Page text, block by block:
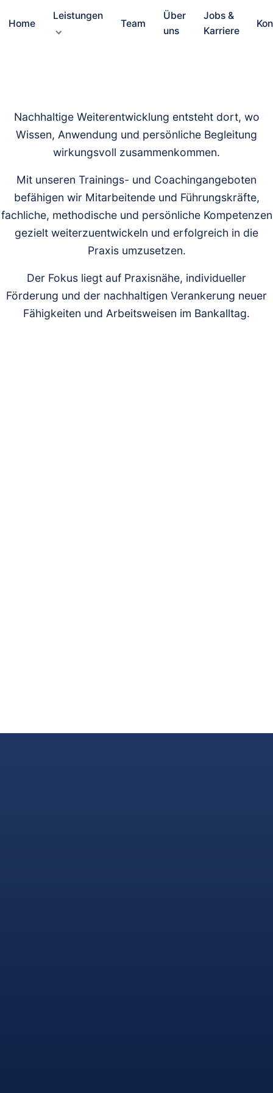
Home
Leistungen
Team
Über
uns
Jobs &
Karriere
Nachhaltige Weiterentwicklung entsteht dort, wo
Wissen, Anwendung und persönliche Begleitung
wirkungsvoll zusammenkommen.
Mit unseren Trainings- und Coachingangeboten
befähigen wir Mitarbeitende und Führungskräfte,
fachliche, methodische und persönliche Kompetenzen
gezielt weiterzuentwickeln und erfolgreich in die
Praxis umzusetzen.
Der Fokus liegt auf Praxisnähe, individueller
Förderung und der nachhaltigen Verankerung neuer
Fähigkeiten und Arbeitsweisen im Bankalltag.